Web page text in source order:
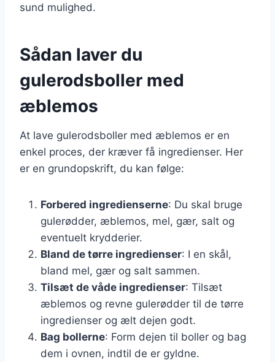
sund mulighed.
Sådan laver du
gulerodsboller med
æblemos
At lave gulerodsboller med æblemos er en
enkel proces, der kræver få ingredienser. Her
er en grundopskrift, du kan følge:
Forbered ingredienserne: Du skal bruge
gulerødder, æblemos, mel, gær, salt og
eventuelt krydderier.
Bland de tørre ingredienser: I en skål,
bland mel, gær og salt sammen.
Tilsæt de våde ingredienser: Tilsæt
æblemos og revne gulerødder til de tørre
ingredienser og ælt dejen godt.
Bag bollerne: Form dejen til boller og bag
dem i ovnen, indtil de er gyldne.